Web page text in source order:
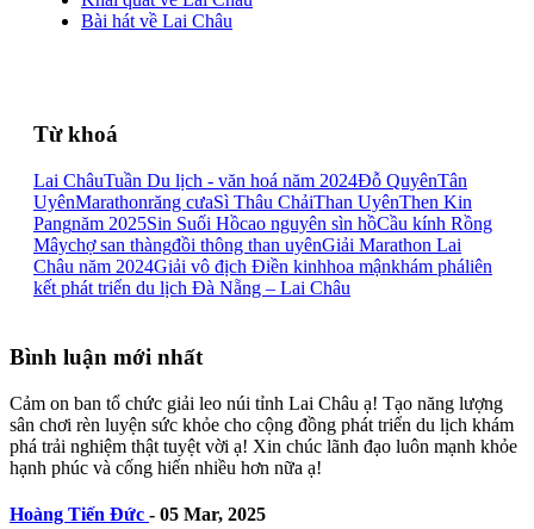
Bài hát về Lai Châu
Từ khoá
Lai ChâuTuần Du lịch - văn hoá năm 2024Đỗ QuyênTân
UyênMarathonrăng cưaSì Thâu ChảiThan UyênThen Kin
Pangnăm 2025Sin Suối Hồcao nguyên sìn hồCầu kính Rồng
Mâychợ san thàngđồi thông than uyênGiải Marathon Lai
Châu năm 2024Giải vô địch Điền kinhhoa mậnkhám pháliên
kết phát triển du lịch Đà Nẵng – Lai Châu
Bình luận mới nhất
Cảm on ban tổ chức giải leo núi tỉnh Lai Châu ạ! Tạo năng lượng
sân chơi rèn luyện sức khỏe cho cộng đồng phát triển du lịch khám
phá trải nghiệm thật tuyệt vời ạ! Xin chúc lãnh đạo luôn mạnh khỏe
hạnh phúc và cống hiến nhiều hơn nữa ạ!
Hoàng Tiến Đức - 05 Mar, 2025